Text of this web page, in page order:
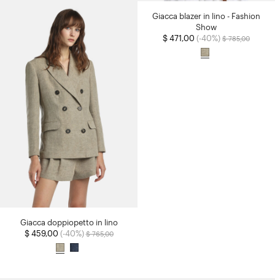
Giacca doppiopetto in lino
$ 459,00 (-40%)Prezzo ridotto da
$ 765,00a
Giacca blazer in lino - Fashion
Show
$ 471,00 (-40%) Prezzo ridotto da
$ 785,00a